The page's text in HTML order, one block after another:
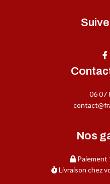
06 07
Nos
Paiement
Livraison chez